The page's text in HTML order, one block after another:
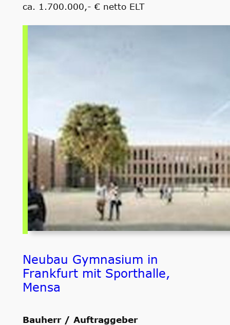
ca. 1.700.000,- € netto ELT
Neubau Gymnasium in
Frankfurt mit Sporthalle,
Mensa
Bauherr / Auftraggeber